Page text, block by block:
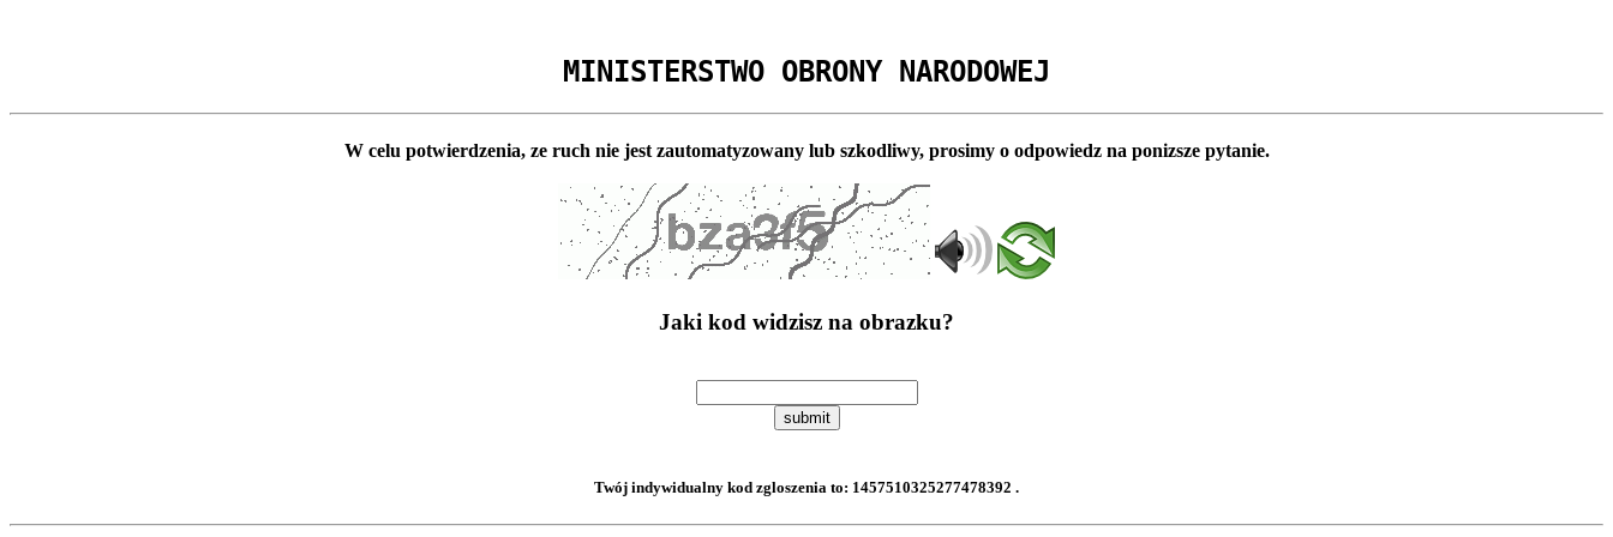
MINISTERSTWO OBRONY NARODOWEJ
W celu potwierdzenia, ze ruch nie jest zautomatyzowany lub szkodliwy, prosimy o odpowiedz na ponizsze pytanie.
Jaki kod widzisz na obrazku?
submit
Twój indywidualny kod zgloszenia to: 1457510325277478392 .